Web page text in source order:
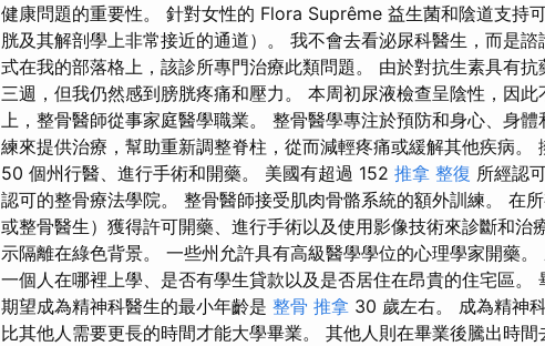
健康問題的重要性。 針對女性的 Flora Suprême 益生菌和陰道支持
胱及其解剖學上非常接近的通道）。 我不會去看泌尿科醫生，而是
式在我的部落格上，該診所專門治療此類問題。 由於對抗生素具有
三週，但我仍然感到膀胱疼痛和壓力。 本周初尿液檢查呈陰性，因
上，整骨醫師從事家庭醫學職業。 整骨醫學專注於預防和身心、身
練來提供治療，幫助重新調整脊柱，從而減輕疼痛或緩解其他疾病
50 個州行醫、進行手術和開藥。 美國有超過 152 推拿 整復 所經認
認可的整骨療法學院。 整骨醫師接受肌肉骨骼系統的額外訓練。 在
或整骨醫生）獲得許可開藥、進行手術以及使用影像技術來診斷和治
示隔離在綠色背景。 一些州允許具有高級醫學學位的心理學家開藥
一個人在哪裡上學、是否有學生貸款以及是否居住在昂貴的住宅區。
期望成為精神科醫生的最小年齡是 整骨 推拿 30 歲左右。 成為精神
比其他人需要更長的時間才能大學畢業。 其他人則在畢業後騰出時